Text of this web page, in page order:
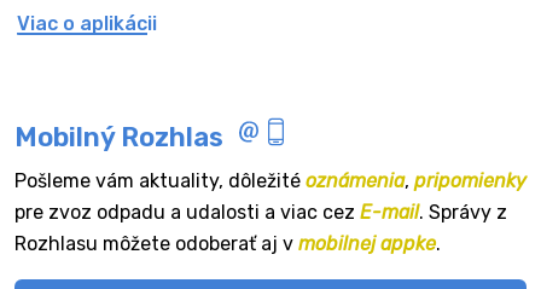
Viac o aplikácii
Mobilný Rozhlas
Pošleme vám aktuality, dôležité oznámenia, pripomienky
pre zvoz odpadu a udalosti a viac cez E-mail. Správy z
Rozhlasu môžete odoberať aj v mobilnej appke.